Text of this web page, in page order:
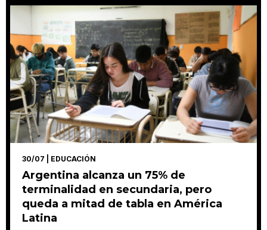
30/07 | EDUCACIÓN
Argentina alcanza un 75% de
terminalidad en secundaria, pero
queda a mitad de tabla en América
Latina